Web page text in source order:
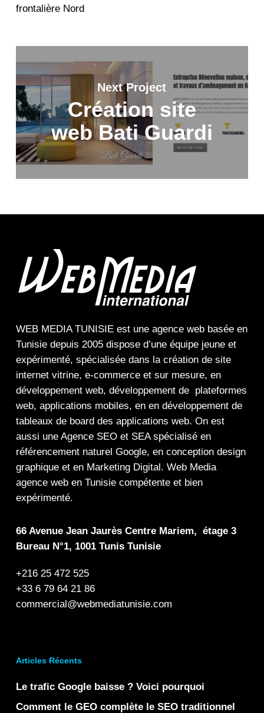
frontalière Nord
Next Project
Création site
web Bati Guardi
WEB MEDIA TUNISIEest une agence webbasée en
Tunisie depuis 2005 dispose d’une équipe jeune et
expérimenté, spécialisée dans la création de site
internet vitrine, e-commerceet sur mesure, en
développement web, développement de plateformes
web, applications mobiles, en en développement de
tableaux de boarddes applications web. On est
aussi une Agence SEOet SEAspécialisé en
référencement naturel Google, en conception design
graphiqueet en Marketing Digital. Web Media
agence web en Tunisie compétente et bien
expérimenté.
66 Avenue Jean Jaurès Centre Mariem, étage 3
Bureau N°1, 1001 Tunis Tunisie
+216 25 472 525
+33 6 79 64 21 86
commercial@webmediatunisie.com
Articles Récents
Le trafic Google baisse ? Voici pourquoi
Comment le GEO complète le SEO traditionnel